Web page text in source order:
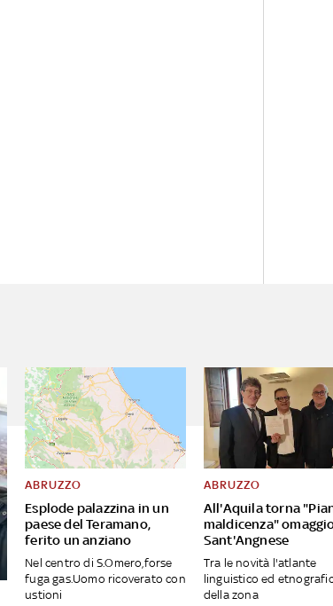
Esplode palazzina in un
paese del Teramano,
ferito un anziano
ABRUZZO
Nel centro di S.Omero,forse
fuga gas.Uomo ricoverato con
ustioni
All'Aquila torna
maldicenza"
Sant'Angnese
ABRUZZO
Tra le novità l'atlante
linguistico ed
della zona